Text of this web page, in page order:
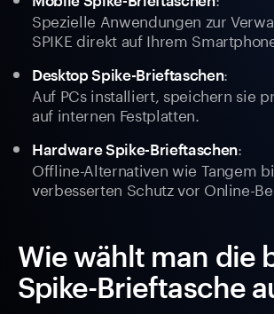
Spezielle Anwendungen zur
SPIKE direkt auf Ihrem
Desktop Spike-Brieftaschen:
Auf PCs installiert, speichern sie
auf internen Festplatten.
Hardware Spike-Brieftaschen:
Offline-Alternativen wie Tangem
verbesserten Schutz vor Online-
Wie wählt man die
Spike-Brieftasche